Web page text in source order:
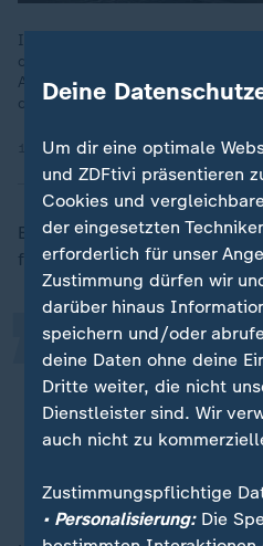
In Berlin fand am 18.11.25 ein
die digitale Souveränität
Auch Kanzler Merz und
dabei.
18.11.2025 | 2:00 min
Er erklärt, es fängt schon bei
fragt:
Wann haben Sie
Computer aus
haben Sie ein
Europa gekauft?
„
Prof. Gerard de Melo, Hasso-
Deine
Um dir eine optimale
und ZDFtivi präsentieren
Cookies und
der eingesetzten
erforderlich für unser
Zustimmung dürfen wir
darüber hinaus
speichern und/oder
deine Daten ohne deine
Dritte weiter, die nicht
Dienstleister sind. Wir
auch nicht zu
Zustimmungspflichtige
• Personalisierung:Die